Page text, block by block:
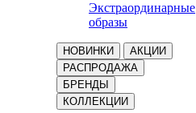
Экстраординарные
образы
НОВИНКИ
АКЦИИ
РАСПРОДАЖА
БРЕНДЫ
КОЛЛЕКЦИИ